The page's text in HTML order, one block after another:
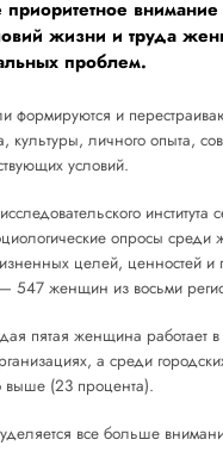
внимание
жизни и труда
проблем.
формируются и
культуры, личного опыта,
условий.
института
опросы
целей, ценностей и
547 женщин из восьми
пятая женщина работает в
а среди
выше (23 процента).
все больше